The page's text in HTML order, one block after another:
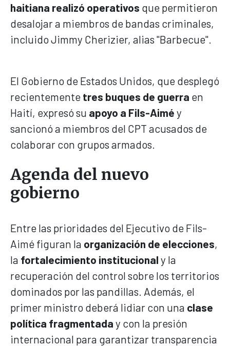
haitiana realizó operativos que permitieron
desalojar a miembros de bandas criminales,
incluido Jimmy Cherizier, alias "Barbecue".
El Gobierno de Estados Unidos, que desplegó
recientemente tres buques de guerra en
Haití, expresó su apoyo a Fils-Aimé y
sancionó a miembros del CPT acusados de
colaborar con grupos armados.
Agenda del nuevo
gobierno
Entre las prioridades del Ejecutivo de Fils-
Aimé figuran la organización de elecciones,
la fortalecimiento institucional y la
recuperación del control sobre los territorios
dominados por las pandillas. Además, el
primer ministro deberá lidiar con una clase
política fragmentada y con la presión
internacional para garantizar transparencia